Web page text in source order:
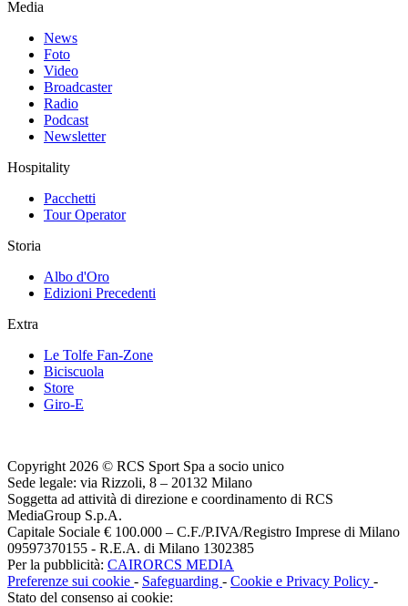
Media
News
Foto
Video
Broadcaster
Radio
Podcast
Newsletter
Hospitality
Pacchetti
Tour Operator
Storia
Albo d'Oro
Edizioni Precedenti
Extra
Le Tolfe Fan-Zone
Biciscuola
Store
Giro-E
Copyright 2026 © RCS Sport Spa a socio unico
Sede legale: via Rizzoli, 8 – 20132 Milano
Soggetta ad attività di direzione e coordinamento di RCS
MediaGroup S.p.A.
Capitale Sociale € 100.000 – C.F./P.IVA/Registro Imprese di Milano
09597370155 - R.E.A. di Milano 1302385
Per la pubblicità: CAIRORCS MEDIA
Preferenze sui cookie - Safeguarding - Cookie e Privacy Policy -
Stato del consenso ai cookie: